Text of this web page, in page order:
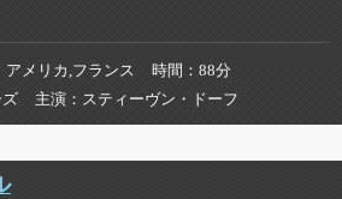
アメリカ,フランス 時間
88分
主演 スティーヴン・ドーフ